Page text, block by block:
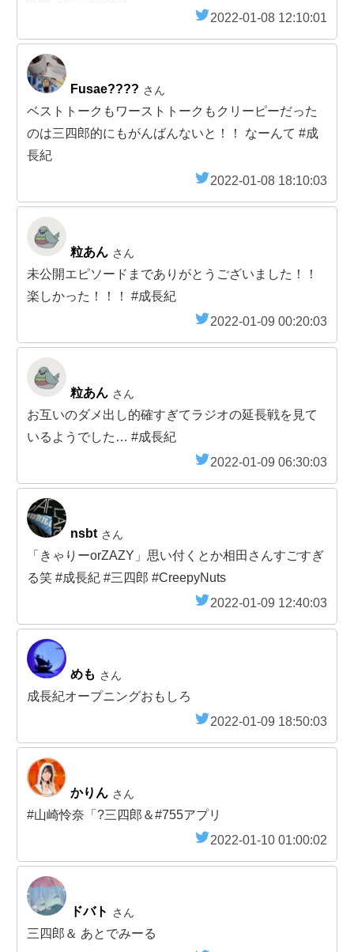
2022-01-08 12:10:01
Fusae???? さん
ベストトークもワーストトークもクリーピーだった
のは三四郎的にもがんばんないと！！ なーんて #成
長紀
2022-01-08 18:10:03
粒あん さん
未公開エピソードまでありがとうございました！！
楽しかった！！！ #成長紀
2022-01-09 00:20:03
粒あん さん
お互いのダメ出し的確すぎてラジオの延長戦を見て
いるようでした… #成長紀
2022-01-09 06:30:03
nsbt さん
「きゃりーorZAZY」思い付くとか相田さんすごすぎ
る笑 #成長紀 #三四郎 #CreepyNuts
2022-01-09 12:40:03
めも さん
成長紀オープニングおもしろ
2022-01-09 18:50:03
かりん さん
#山崎怜奈「?三四郎＆#755アプリ
2022-01-10 01:00:02
ドバト さん
三四郎＆ あとでみーる